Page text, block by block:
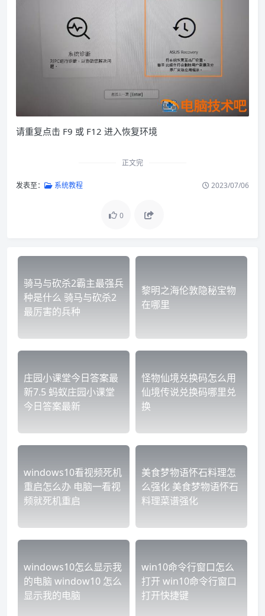
请重复点击 F9 或 F12 进入恢复环境
正文完
发表至： 系统教程 2023/07/06
0
骑马与砍杀2霸主最强兵
种是什么 骑马与砍杀2
最厉害的兵种
黎明之海伦敦隐秘宝物
在哪里
庄园小课堂今日答案最
新7.5 蚂蚁庄园小课堂
今日答案最新
怪物仙境兑换码怎么用
仙境传说兑换码哪里兑
换
windows10看视频死机
重启怎么办 电脑一看视
频就死机重启
美食梦物语怀石料理怎
么强化 美食梦物语怀石
料理菜谱强化
windows10怎么显示我
的电脑 window10 怎么
显示我的电脑
win10命令行窗口怎么
打开 win10命令行窗口
打开快捷键